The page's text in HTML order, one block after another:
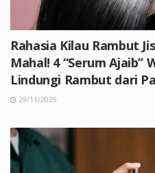
Rahasia Kilau Rambut
Mahal! 4 “Serum Ajaib”
Lindungi Rambut dari
29/11/2025